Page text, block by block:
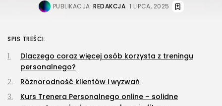
PUBLIKACJA: REDAKCJA 1 LIPCA, 2025
SPIS TREŚCI:
Dlaczego coraz więcej osób korzysta z treningu
personalnego?
Różnorodność klientów i wyzwań
Kurs Trenera Personalnego online – solidne